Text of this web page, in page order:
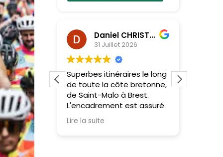
avec
l’Étape
un
Daniel CHRISTEL
31 Juillet 2026
Superbes itinéraires le long
de toute la côte bretonne,
de Saint-Malo à Brest.
L'encadrement est assuré
par de véritables
professionnels, passionnés
Lire la suite